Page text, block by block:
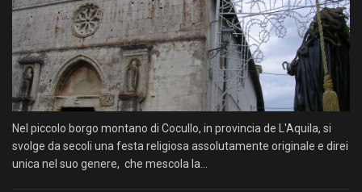
Nel piccolo borgo montano di Cocullo, in provincia de L'Aquila, si
svolge da secoli una festa religiosa assolutamente originale e direi
unica nel suo genere, che mescola la...